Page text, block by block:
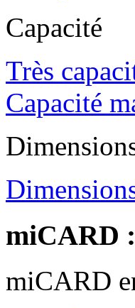
Capacité
Très
Capacité
miCARD
miCARD